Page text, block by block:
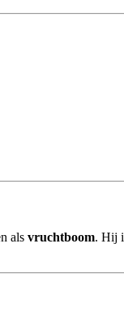
als vruchtboom. Hij